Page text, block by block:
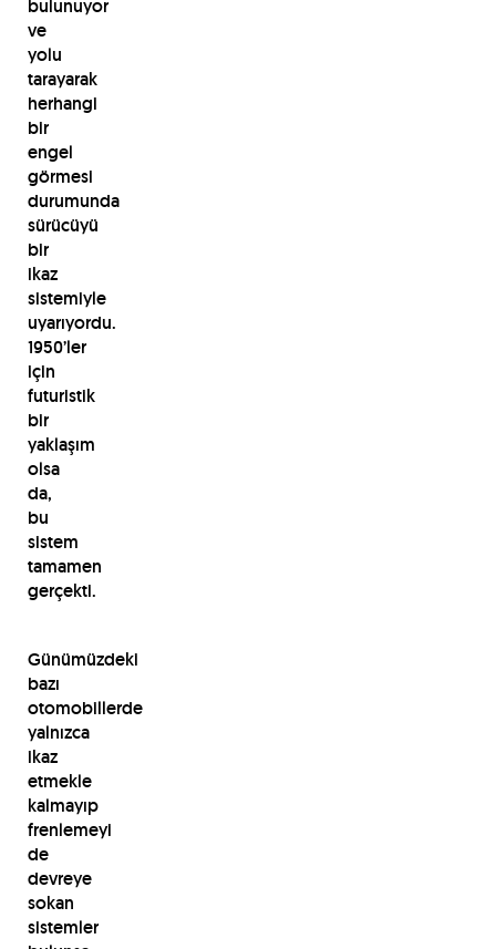
bulunuyor
ve
yolu
tarayarak
herhangi
bir
engel
görmesi
durumunda
sürücüyü
bir
ikaz
sistemiyle
uyarıyordu.
1950’ler
için
futuristik
bir
yaklaşım
olsa
da,
bu
sistem
tamamen
gerçekti.
Günümüzdeki
bazı
otomobillerde
yalnızca
ikaz
etmekle
kalmayıp
frenlemeyi
de
devreye
sokan
sistemler